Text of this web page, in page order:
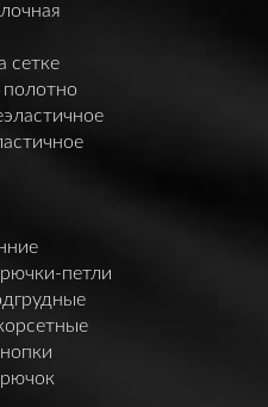
сетке
петли